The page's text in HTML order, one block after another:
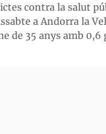
contra la salut
a Andorra la
de 35 anys amb 0,6